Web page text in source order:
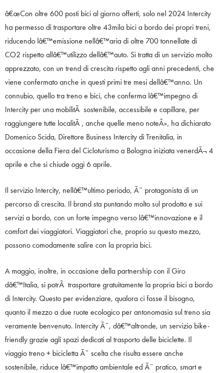
â€œCon oltre 600 posti bici al giorno offerti, solo nel 2024 Intercity
ha permesso di trasportare oltre 43mila bici a bordo dei propri treni,
riducendo lâ€™emissione nellâ€™aria di oltre 700 tonnellate di
CO2 rispetto allâ€™utilizzo dellâ€™auto. Si tratta di un servizio molto
apprezzato, con un trend di crescita rispetto agli anni precedenti, che
viene confermato anche in questi primi tre mesi dellâ€™anno. Un
connubio, quello tra treno e bici, che conferma lâ€™impegno di
Intercity per una mobilitÃ sostenibile, accessibile e capillare, per
raggiungere tutte localitÃ , anche quelle meno noteÂ», ha dichiarato
Domenico Scida, Direttore Business Intercity di Trenitalia, in
occasione della Fiera del Cicloturismo a Bologna iniziata venerdÃ¬ 4
aprile e che si chiude oggi 6 aprile.
Il servizio Intercity, nellâ€™ultimo periodo, Ã¨ protagonista di un
percorso di crescita. Il brand sta puntando molto sul prodotto e sui
servizi a bordo, con un forte impegno verso lâ€™innovazione e il
comfort dei viaggiatori. Viaggiatori che, proprio su questo mezzo,
possono comodamente salire con la propria bici.
A maggio, inoltre, in occasione della partnership con il Giro
dâ€™Italia, si potrÃ trasportare gratuitamente la propria bici a bordo
di Intercity. Questo per evidenziare, qualora ci fosse il bisogno,
quanto il mezzo a due ruote ecologico per antonomasia sul treno sia
veramente benvenuto. Intercity Ã¨, dâ€™altronde, un servizio bike-
friendly grazie agli spazi dedicati al trasporto delle biciclette. Il
viaggio treno + bicicletta Ã¨ scelta che risulta essere anche
sostenibile, riduce lâ€™impatto ambientale ed Ã¨ pratico, smart e